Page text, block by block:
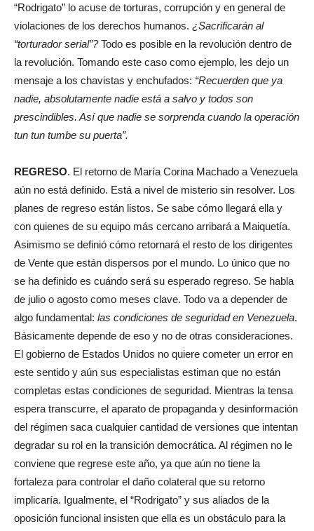
“Rodrigato” lo acuse de torturas, corrupción y en general de
violaciones de los derechos humanos. ¿Sacrificarán al
“torturador serial”?Todo es posible en la revolución dentro de
la revolución. Tomando este caso como ejemplo, les dejo un
mensaje a los chavistas y enchufados: “Recuerden que ya
nadie, absolutamente nadie está a salvo y todos son
prescindibles. Así que nadie se sorprenda cuando la operación
tun tun tumbe su puerta”.
REGRESO. El retorno de María Corina Machado a Venezuela
aún no está definido. Está a nivel de misterio sin resolver. Los
planes de regreso están listos. Se sabe cómo llegará ella y
con quienes de su equipo más cercano arribará a Maiquetía.
Asimismo se definió cómo retornará el resto de los dirigentes
de Vente que están dispersos por el mundo. Lo único que no
se ha definido es cuándo será su esperado regreso. Se habla
de julio o agosto como meses clave. Todo va a depender de
algo fundamental: las condiciones de seguridad en Venezuela.
Básicamente depende de eso y no de otras consideraciones.
El gobierno de Estados Unidos no quiere cometer un error en
este sentido y aún sus especialistas estiman que no están
completas estas condiciones de seguridad. Mientras la tensa
espera transcurre, el aparato de propaganda y desinformación
del régimen saca cualquier cantidad de versiones que intentan
degradar su rol en la transición democrática. Al régimen no le
conviene que regrese este año, ya que aún no tiene la
fortaleza para controlar el daño colateral que su retorno
implicaría. Igualmente, el “Rodrigato” y sus aliados de la
oposición funcional insisten que ella es un obstáculo para la